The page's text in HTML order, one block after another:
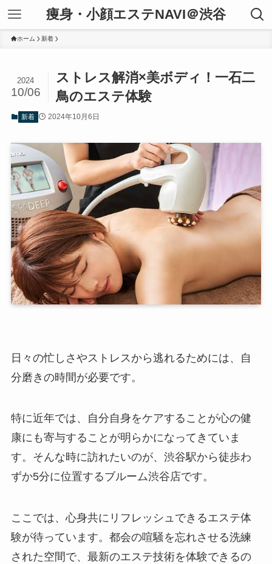
痩身・小顔エステNAVI＠渋谷
ホーム 新着
ストレス解消×美ボディ！一石二
鳥のエステ体験
2024
10/06
新着 2024年10月6日
日々の忙しさやストレスから逃れるためには、自
分磨きの時間が必要です。
特に近年では、自分自身をケアすることが心の健
康にも寄与することが明らかになってきていま
す。そんな時に訪れたいのが、渋谷駅から徒歩わ
ずか5分に位置するブルーム渋谷店です。
ここでは、心身共にリフレッシュできるエステ体
験が待っています。都会の喧騒を忘れさせる洗練
された空間で、最新のエステ技術を体験できるの